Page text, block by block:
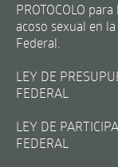
PROTOCOLO
acoso sexual en
Federal.
LEY DE
FEDERAL
LEY DE
FEDERAL